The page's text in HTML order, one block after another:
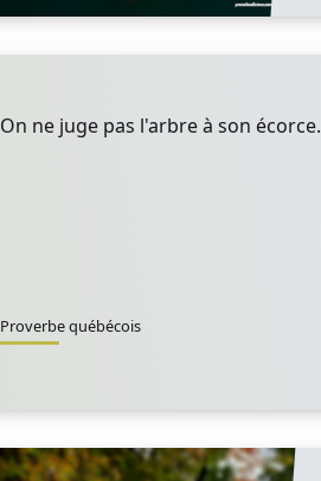
On ne juge pas l'arbre à son écorce.
Proverbe québécois